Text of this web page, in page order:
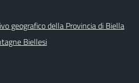
geografico della Provincia di Biella
Biellesi